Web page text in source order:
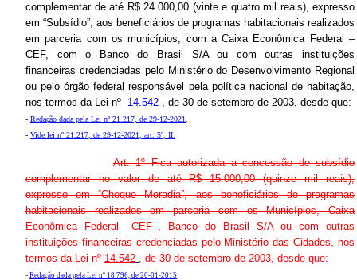
complementar de até R$ 24.000,00 (vinte e quatro mil reais), expresso
em “Subsídio”, aos beneficiários de programas habitacionais realizados
em parceria com os municípios, com a Caixa Econômica Federal –
CEF, com o Banco do Brasil S/A ou com outras instituições
financeiras credenciadas pelo Ministério do Desenvolvimento Regional
ou pelo órgão federal responsável pela política nacional de habitação,
nos termos da Lei nº 14.542 , de 30 de setembro de 2003, desde que:
- Redação dada pela Lei nº 21.217, de 29-12-2021
- Vide lei nº 21.217, de 29-12-2021, art. 5º, II.
Art. 1º Fica autorizada a concessão de subsídio
complementar no valor de até R$ 15.000,00 (quinze mil reais),
expresso em “Cheque Moradia”, aos beneficiários de programas
habitacionais realizados em parceria com os Municípios, Caixa
Econômica Federal –CEF–, Banco do Brasil S/A ou com outras
instituições financeiras credenciadas pelo Ministério das Cidades, nos
termos da Lei nº14.542 , de 30 de setembro de 2003, desde que:
- Redação dada pela Lei nº 18.796, de 20-01-2015.